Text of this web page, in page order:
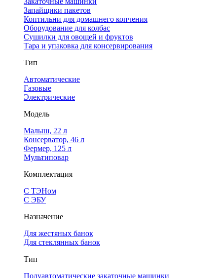
Запайщики пакетов
Коптильни для домашнего копчения
Оборудование для колбас
Сушилки для овощей и фруктов
Тара и упаковка для консервирования
Тип
Автоматические
Газовые
Электрические
Модель
Малыш, 22 л
Консерватор, 46 л
Фермер, 125 л
Мультиповар
Комплектация
С ТЭНом
С ЭБУ
Назначение
Для жестяных банок
Для стеклянных банок
Тип
Полуавтоматические закаточные машинки